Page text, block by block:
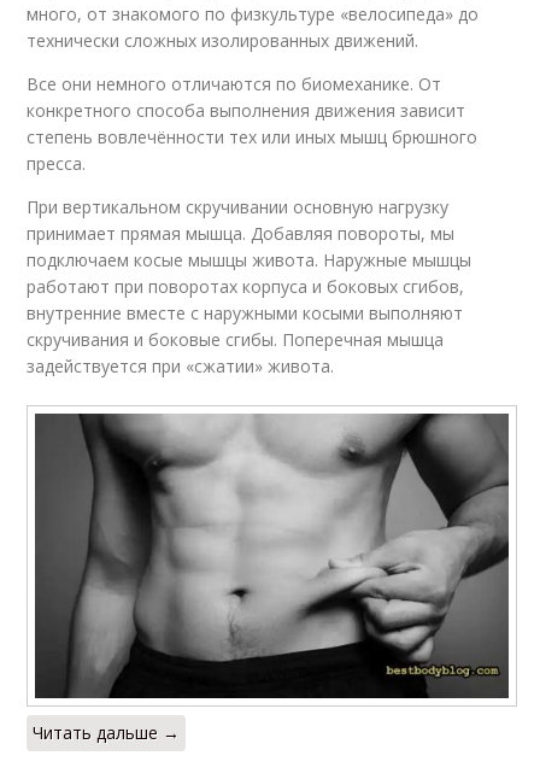
много, от знакомого по физкультуре «велосипеда» до
технически сложных изолированных движений.
Все они немного отличаются по биомеханике. От
конкретного способа выполнения движения зависит
степень вовлечённости тех или иных мышц брюшного
пресса.
При вертикальном скручивании основную нагрузку
принимает прямая мышца. Добавляя повороты, мы
подключаем косые мышцы живота. Наружные мышцы
работают при поворотах корпуса и боковых сгибов,
внутренние вместе с наружными косыми выполняют
скручивания и боковые сгибы. Поперечная мышца
задействуется при «сжатии» живота.
Читать дальше →